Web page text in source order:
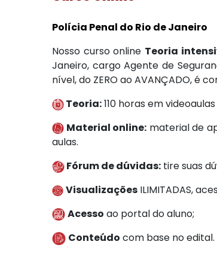
Polícia Penal do Rio de Janeiro
Nosso curso online Teoria
Janeiro, cargo Agente de
nível, do ZERO ao AVANÇADO, é
Teoria:110 horas em
Material online: material de
aulas.
Fórum de dúvidas: tire suas
Visualizações ILIMITADAS,
Acesso ao portal do aluno;
Conteúdo com base no edital.